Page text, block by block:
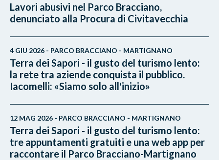
Lavori abusivi nel Parco Bracciano,
denunciato alla Procura di Civitavecchia
4 GIU 2026 - PARCO BRACCIANO - MARTIGNANO
Terra dei Sapori - il gusto del turismo lento:
la rete tra aziende conquista il pubblico.
Iacomelli: «Siamo solo all'inizio»
12 MAG 2026 - PARCO BRACCIANO - MARTIGNANO
Terra dei Sapori - il gusto del turismo lento:
tre appuntamenti gratuiti e una web app per
raccontare il Parco Bracciano-Martignano